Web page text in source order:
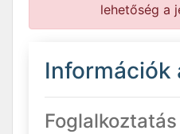
lehetőség a
Információk